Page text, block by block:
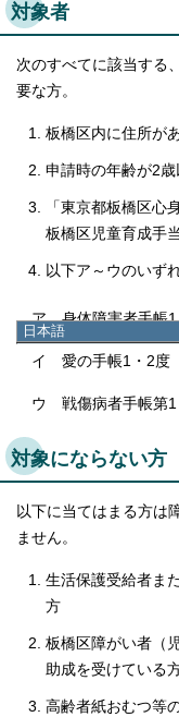
日本語
日本語
English
한국어
简体中文
繁體中文
対象者
次のすべてに該当する
要な方。
板橋区内に住所が
申請時の年齢が2
「東京都板橋区心
板橋区児童育成手
以下ア～ウのいず
ア 身体障害者手帳1
イ 愛の手帳1・2度
ウ 戦傷病者手帳第1
対象にならない方
以下に当てはまる方は
ません。
生活保護受給者ま
方
板橋区障がい者（
助成を受けている
高齢者紙おむつ等